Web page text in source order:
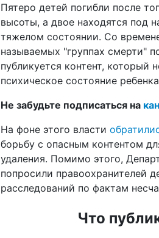
Пятеро детей погибли после
высоты, а двое находятся под
тяжелом состоянии. Со
называемых "группах смерти"
публикуется контент, который
психическое состояние
Не забудьте подписаться на
На фоне этого власти
борьбу с опасным контентом
удаления. Помимо этого,
попросили правоохранителей
расследований по фактам
Что